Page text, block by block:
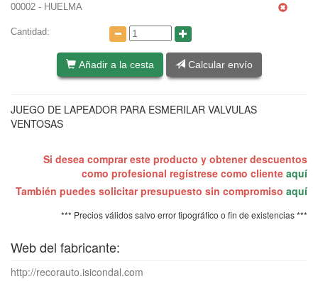
00002 - HUELMA
Cantidad:
Añadir a la cesta Calcular envío
JUEGO DE LAPEADOR PARA ESMERILAR VALVULAS
VENTOSAS
Si desea comprar este producto y obtener descuentos
como profesional regístrese como cliente aquí
También puedes solicitar presupuesto sin compromiso aquí
*** Precios válidos salvo error tipográfico o fin de existencias ***
Web del fabricante:
http://recorauto.isicondal.com